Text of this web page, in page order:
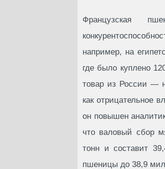
Французская
например, на
где было куплено
товар из России —
как отрицательное
он повышен
что валовый сбор
тонн и составит
пшеницы до 38,9